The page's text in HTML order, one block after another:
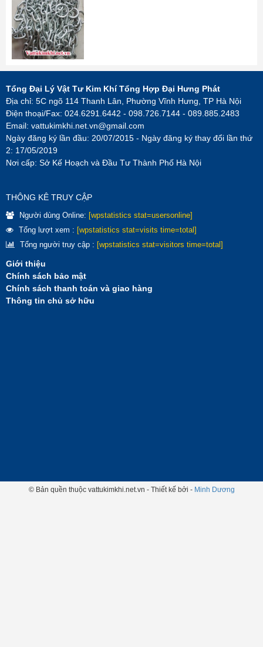
Tổng Đại Lý Vật Tư Kim Khí Tổng Hợp Đại Hưng Phát
Địa chỉ: 5C ngõ 114 Thanh Lân, Phường Vĩnh Hưng, TP Hà Nội
Điện thoại/Fax: 024.6291.6442 - 098.726.7144 - 089.885.2483
Email: vattukimkhi.net.vn@gmail.com
Ngày đăng ký lần đầu: 20/07/2015 - Ngày đăng ký thay đổi lần thứ
2: 17/05/2019
Nơi cấp: Sở Kế Hoạch và Đầu Tư Thành Phố Hà Nội
THÔNG KÊ TRUY CẬP
Người dùng Online: [wpstatistics stat=usersonline]
Tổng lượt xem : [wpstatistics stat=visits time=total]
Tổng người truy cập : [wpstatistics stat=visitors time=total]
Giới thiệu
Chính sách bảo mật
Chính sách thanh toán và giao hàng
Thông tin chủ sở hữu
© Bản quền thuộc vattukimkhi.net.vn - Thiết kế bởi - Minh Dương